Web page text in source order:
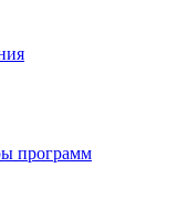
программ